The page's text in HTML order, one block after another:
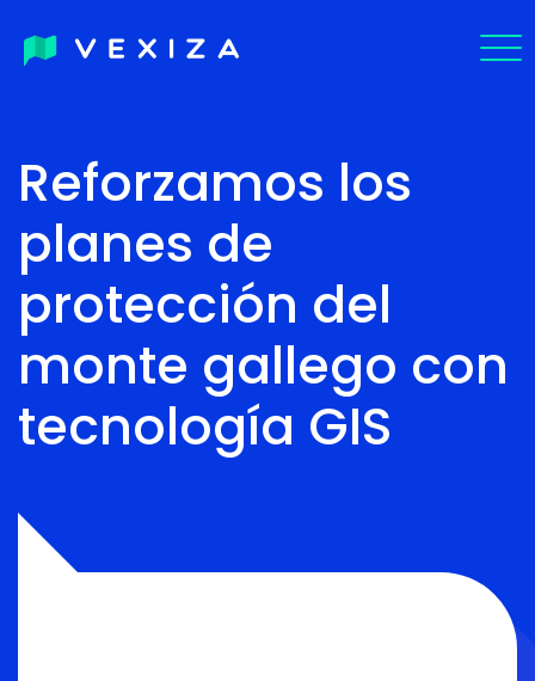
PT-
BR
Reforzamos los
planes de
protección del
monte gallego con
tecnología GIS